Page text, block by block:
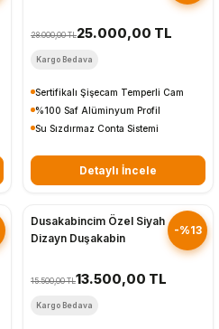
28.000,00 TL25.000,00 TL
Kargo Bedava
Sertifikalı Şişecam Temperli Cam
%100 Saf Alüminyum Profil
Su Sızdırmaz Conta Sistemi
Detaylı İncele
-%13
Dusakabincim Özel Siyah
Dizayn Duşakabin
15.500,00 TL13.500,00 TL
Kargo Bedava